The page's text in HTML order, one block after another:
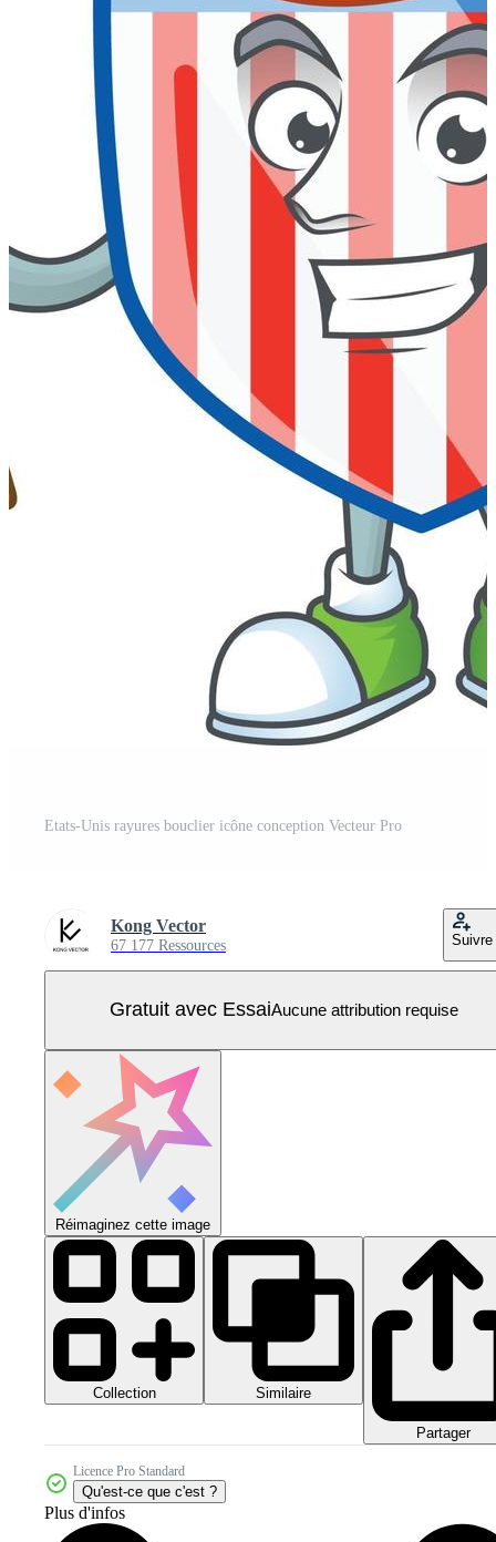
Etats-Unis rayures bouclier icône conception Vecteur Pro
Kong Vector
67 177 Ressources Suivre
Gratuit avec EssaiAucune attribution requise
Réimaginez cette image
Collection Similaire
Partager
Licence Pro Standard
Qu'est-ce que c'est ?
Plus d'infos